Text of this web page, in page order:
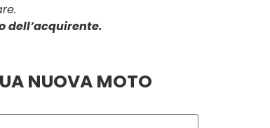
dell’acquirente.
NUOVA MOTO